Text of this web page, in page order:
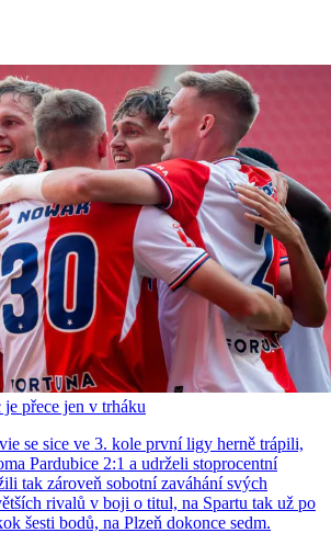
přece jen v trháku
se sice ve 3. kole první ligy herně trápili,
Pardubice 2:1 a udrželi stoprocentní
tak zároveň sobotní zaváhání svých
rivalů v boji o titul, na Spartu tak už po
šesti bodů, na Plzeň dokonce sedm.